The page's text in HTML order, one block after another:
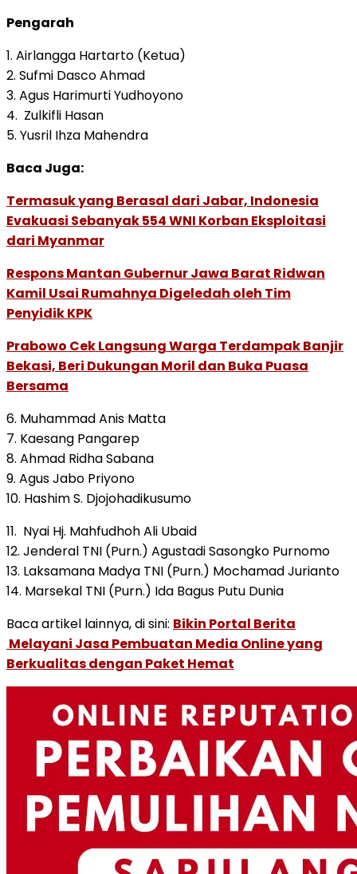
Pengarah
1. Airlangga Hartarto (Ketua)
2. Sufmi Dasco Ahmad
3. Agus Harimurti Yudhoyono
4. Zulkifli Hasan
5. Yusril Ihza Mahendra
Baca Juga:
Termasuk yang Berasal dari Jabar, Indonesia
Evakuasi Sebanyak 554 WNI Korban Eksploitasi
dari Myanmar
Respons Mantan Gubernur Jawa Barat Ridwan
Kamil Usai Rumahnya Digeledah oleh Tim
Penyidik KPK
Prabowo Cek Langsung Warga Terdampak Banjir
Bekasi, Beri Dukungan Moril dan Buka Puasa
Bersama
6. Muhammad Anis Matta
7. Kaesang Pangarep
8. Ahmad Ridha Sabana
9. Agus Jabo Priyono
10. Hashim S. Djojohadikusumo
11. Nyai Hj. Mahfudhoh Ali Ubaid
12. Jenderal TNI (Purn.) Agustadi Sasongko Purnomo
13. Laksamana Madya TNI (Purn.) Mochamad Jurianto
14. Marsekal TNI (Purn.) Ida Bagus Putu Dunia
Baca artikel lainnya, di sini: Bikin Portal Berita
Melayani Jasa Pembuatan Media Online yang
Berkualitas dengan Paket Hemat